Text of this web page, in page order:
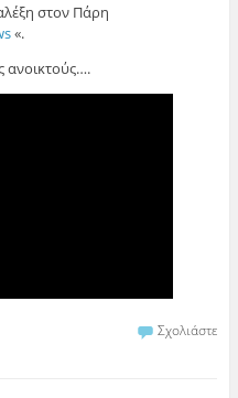
στον Πάρη
«.
ανοικτούς….
Σχολιάστε